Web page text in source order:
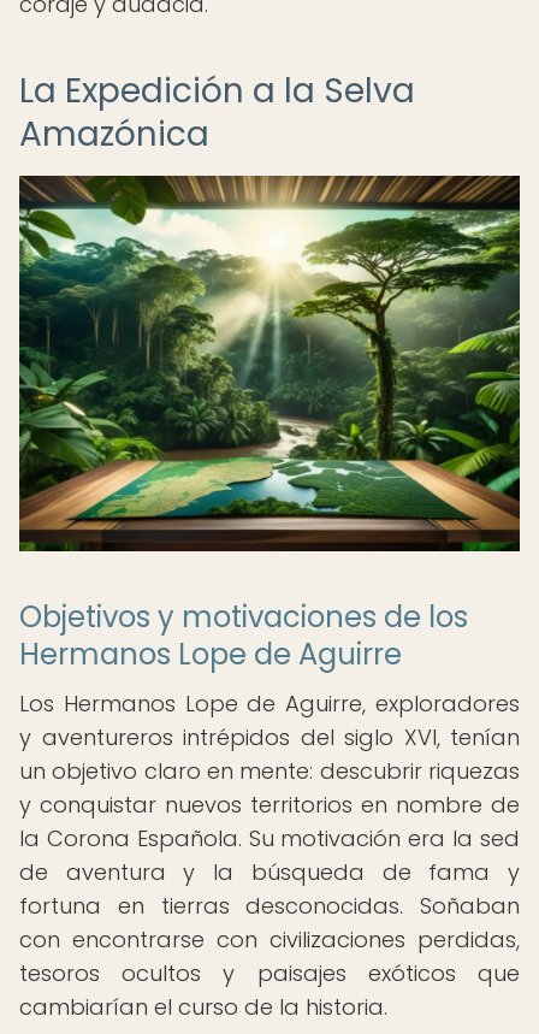
La Expedición a la Selva
Amazónica
Objetivos y motivaciones de los
Hermanos Lope de Aguirre
Los Hermanos Lope de Aguirre, exploradores
y aventureros intrépidos del siglo XVI, tenían
un objetivo claro en mente: descubrir riquezas
y conquistar nuevos territorios en nombre de
la Corona Española. Su motivación era la sed
de aventura y la búsqueda de fama y
fortuna en tierras desconocidas. Soñaban
con encontrarse con civilizaciones perdidas,
tesoros ocultos y paisajes exóticos que
cambiarían el curso de la historia.